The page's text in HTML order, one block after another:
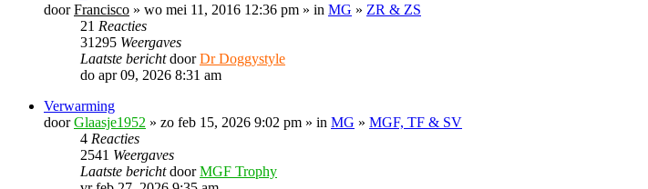
doorFrancisco » wo mei 11, 2016 12:36 pm » in MG » ZR & ZS
21 Reacties
31295 Weergaves
Laatste berichtdoorDr Doggystyle
do apr 09, 2026 8:31 am
Verwarming
doorGlaasje1952 » zo feb 15, 2026 9:02 pm » in MG » MGF, TF & SV
4 Reacties
2541 Weergaves
Laatste berichtdoorMGF Trophy